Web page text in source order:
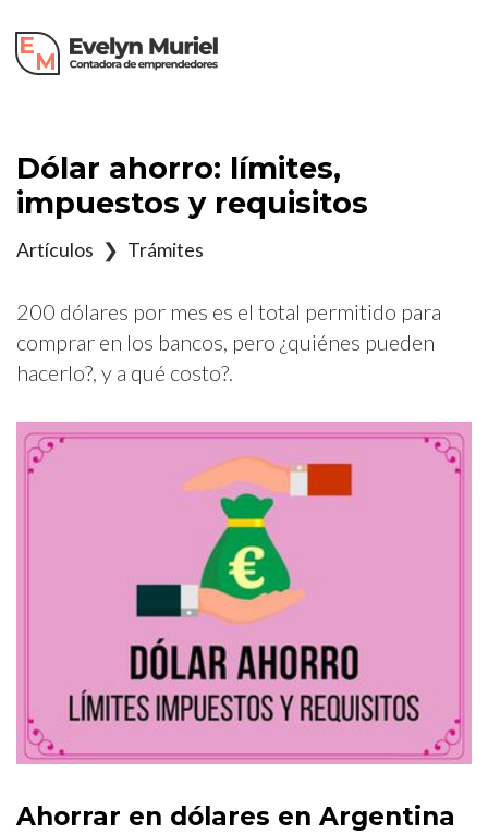
Dólar ahorro: límites,
impuestos y requisitos
Artículos ❯ Trámites
200 dólares por mes es el total permitido para
comprar en los bancos, pero ¿quiénes pueden
hacerlo?, y a qué costo?.
Ahorrar en dólares en Argentina